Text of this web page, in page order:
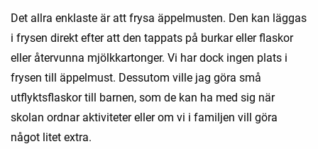
Det allra enklaste är att frysa äppelmusten. Den kan läggas
i frysen direkt efter att den tappats på burkar eller flaskor
eller återvunna mjölkkartonger. Vi har dock ingen plats i
frysen till äppelmust. Dessutom ville jag göra små
utflyktsflaskor till barnen, som de kan ha med sig när
skolan ordnar aktiviteter eller om vi i familjen vill göra
något litet extra.